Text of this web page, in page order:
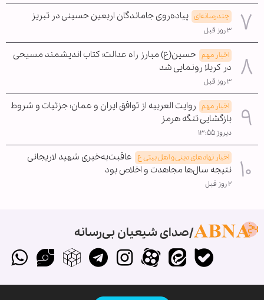
چندرسانه‌ای پیاده‌روی جاماندگان اربعین حسینی در تبریز
۳ روز قبل
اخبار مهم حسین(ع) مبارز راه عدالت؛ کتاب اندیشمند مسیحی
در کربلا رونمایی شد
۳ روز قبل
اخبار مهم روایت العربیه از توافق ایران و عمان؛ جزئیات و شروط
بازگشایی تنگه هرمز
دیروز ۱۳:۵۵
اخبار نهادهای دینی و اهل بیتی ع عاقبت‌به‌خیری شهید لاریجانی
نتیجه سال‌ها مجاهدت و اخلاص بود
۲ روز قبل
صدای شیعیان بی‌رسانه